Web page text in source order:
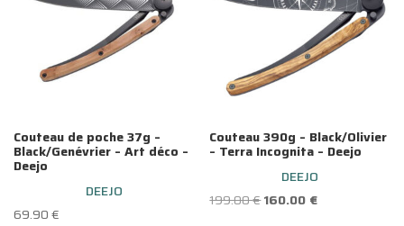
Couteau de poche 37g –
Black/Genévrier – Art déco –
Deejo
DEEJO
69.90€
Couteau 390g – Black/Olivier
– Terra Incognita – Deejo
DEEJO
199.00€Le
160.00 €Le